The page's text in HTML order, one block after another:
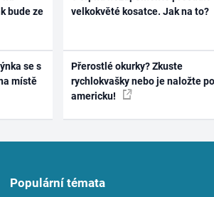
bude ze
se s
místě
velkokvěté kosatce. Jak na to?
Přerostlé okurky? Zkuste
rychlokvašky nebo je naložte po
americku!
Populární témata